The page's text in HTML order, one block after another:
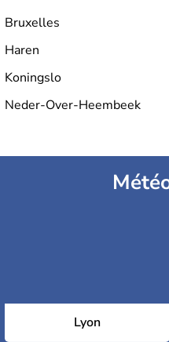
Bruxelles
Haren
Koningslo
Neder-Over-Heembeek
Lyon